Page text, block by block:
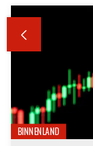

BINNENLAND